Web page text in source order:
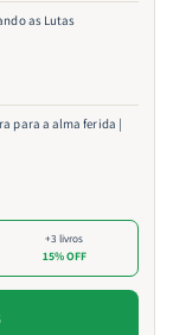
as Lutas
para a alma ferida |
+3 livros
15% OFF